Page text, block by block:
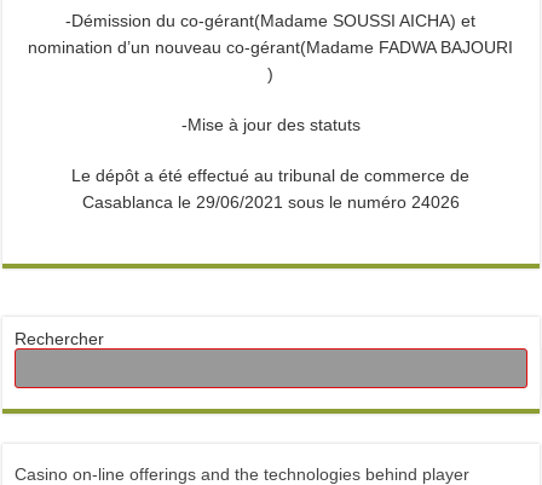
-Démission du co-gérant(Madame SOUSSI AICHA) et
nomination d’un nouveau co-gérant(Madame FADWA BAJOURI
)
-Mise à jour des statuts
Le dépôt a été effectué au tribunal de commerce de
Casablanca le 29/06/2021 sous le numéro 24026
Rechercher
Casino on-line offerings and the technologies behind player